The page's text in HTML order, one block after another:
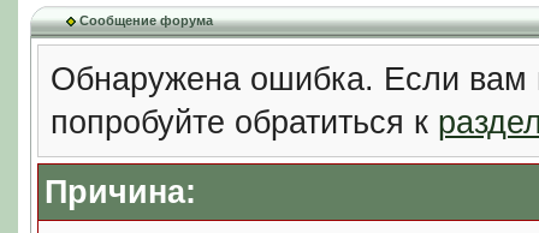
Сообщение форума
Обнаружена ошибка. Если вам
попробуйте обратиться к
Причина: